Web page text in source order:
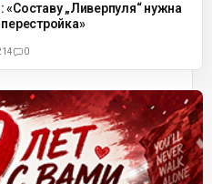
„Ливерпуля“ нужна
0